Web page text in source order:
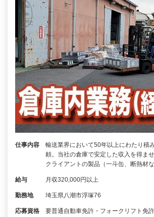
仕事内容
輸送業界において50年以上にわたり積
頼。当社の倉庫で安定した収入を得ま
クライアントの製品（一斗缶、断熱材
給与 月収320,000円以上
勤務地 埼玉県八潮市浮塚76
応募資格 要普通自動車免許・フォークリフト免許